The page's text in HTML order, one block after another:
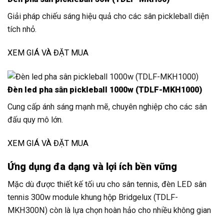
Giải pháp chiếu sáng hiệu quả cho các sân pickleball diện
tích nhỏ.
XEM GIÁ VÀ ĐẶT MUA
Đèn led pha sân pickleball 1000w (TDLF-MKH1000)
Cung cấp ánh sáng mạnh mẽ, chuyên nghiệp cho các sân
đấu quy mô lớn.
XEM GIÁ VÀ ĐẶT MUA
Ứng dụng đa dạng và lợi ích bền vững
Mặc dù được thiết kế tối ưu cho sân tennis, đèn LED sân
tennis 300w module khung hộp Bridgelux (TDLF-
MKH300N) còn là lựa chọn hoàn hảo cho nhiều không gian